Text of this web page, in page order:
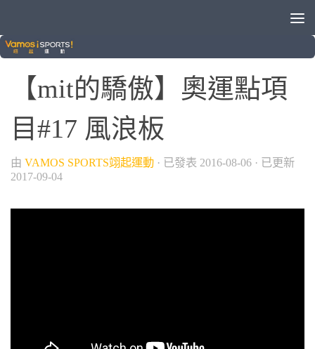
MIT的驕傲 /
【mit的驕傲】奧運點項
目#17 風浪板
由 VAMOS SPORTS翊起運動 · 已發表 2016-08-06 · 已更新
2017-09-04